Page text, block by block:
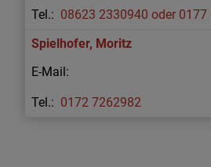
08623 2330940 oder 0177
Spielhofer, Moritz
0172 7262982